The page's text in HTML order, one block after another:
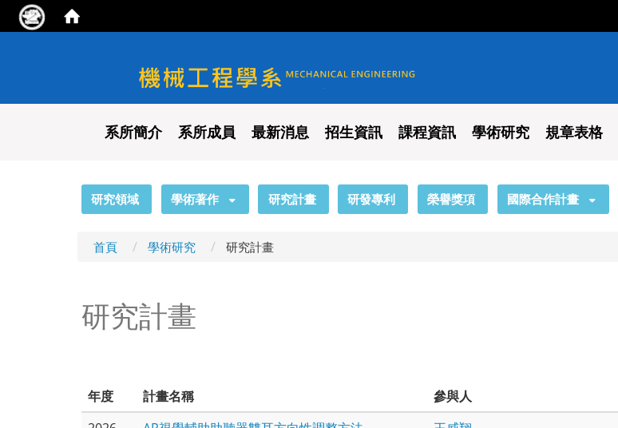
國立陽明交通大學 機械工程學系
系所簡介 系所成員 最新消息 招生資訊 課程資訊 學術研究 規章表格
研究領域 學術著作 研究計畫 研發專利 榮譽獎項 國際合作計畫
首頁 學術研究 研究計畫
研究計畫
年度 計畫名稱 參與人